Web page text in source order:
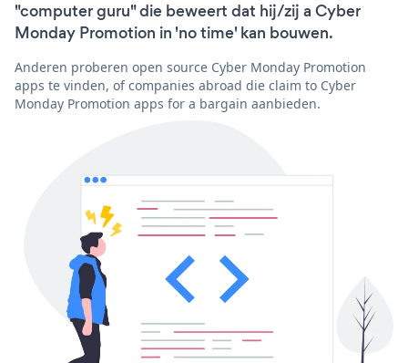
"computer guru" die beweert dat hij/zij a Cyber
Monday Promotion in 'no time' kan bouwen.
Anderen proberen open source Cyber Monday Promotion
apps te vinden, of companies abroad die claim to Cyber
Monday Promotion apps for a bargain aanbieden.